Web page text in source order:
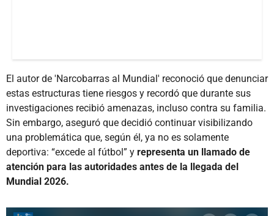
El autor de 'Narcobarras al Mundial' reconoció que denunciar
estas estructuras tiene riesgos y recordó que durante sus
investigaciones recibió amenazas, incluso contra su familia.
Sin embargo, aseguró que decidió continuar visibilizando
una problemática que, según él, ya no es solamente
deportiva: “excede al fútbol” y representa un llamado de
atención para las autoridades antes de la llegada del
Mundial 2026.